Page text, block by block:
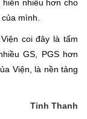
nhiều hơn cho
mình.
coi đây là tấm
GS, PGS hơn
Viện, là nền tảng
Tỉnh Thanh